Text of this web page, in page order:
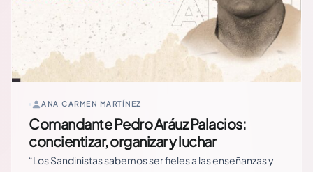
ANA CARMEN MARTÍNEZ
Comandante Pedro Aráuz Palacios:
concientizar, organizar y luchar
“Los Sandinistas sabemos ser fieles a las enseñanzas y